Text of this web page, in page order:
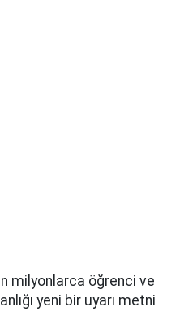
milyonlarca öğrenci ve
yeni bir uyarı metni